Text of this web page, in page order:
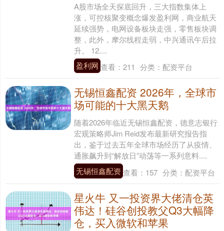
A股市场全天探底回升，三大指数集体上
涨，可控核聚变概念爆发盈利网，商业航天
延续强势，电网设备板块走强，零售板块调
整，此外，摩尔线程走弱，中兴通讯午后拉
升。 12....
盈利网 查看： 211 分类： 配资平台
无锡恒鑫配资 2026年，全球市
场可能的十大黑天鹅
随着2026年临近无锡恒鑫配资，德意志银行
宏观策略师Jim Reid发布最新研究报告指
出，鉴于过去五年全球市场经历了从疫情、
通胀飙升到“解放日”动荡等一系列意料....
无锡恒鑫配资 查看： 157 分类： 配资平台
星火牛 又一投资界大佬清仓英
伟达！硅谷创投教父Q3大幅降
仓，买入微软和苹果